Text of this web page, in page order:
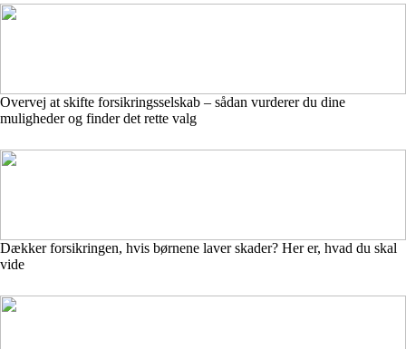
Overvej at skifte forsikringsselskab – sådan vurderer du dine
muligheder og finder det rette valg
Dækker forsikringen, hvis børnene laver skader? Her er, hvad du skal
vide